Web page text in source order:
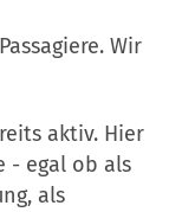
Wir
aktiv. Hier
- egal ob als
als